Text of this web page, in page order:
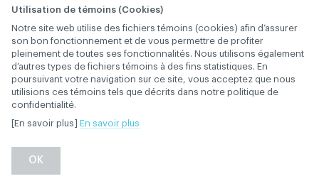
Association des chirurgiens dentistes du Québec © 2026
Conditions d'utilisation et politique de confidentialité
Utilisation de témoins (Cookies)
Notre site web utilise des fichiers témoins (cookies) afin d’assurer
son bon fonctionnement et de vous permettre de profiter
pleinement de toutes ses fonctionnalités. Nous utilisons également
d’autres types de fichiers témoins à des fins statistiques. En
poursuivant votre navigation sur ce site, vous acceptez que nous
utilisions ces témoins tels que décrits dans notre politique de
confidentialité.
[En savoir plus] En savoir plus
OK